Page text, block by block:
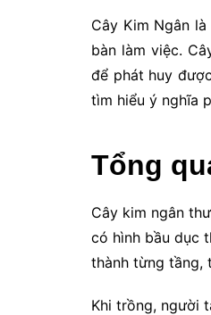
Cây Kim Ngân
bàn làm việc.
để phát huy
tìm hiểu ý nghĩa
Tổng
Cây kim ngân
có hình bầu dục
thành từng tầng,
Khi trồng, người